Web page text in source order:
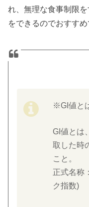
れ、無理な食事制限
をできるのでおすすめ
※GI値と
GI値とは
取した時
こと。
正式名称
ク指数)